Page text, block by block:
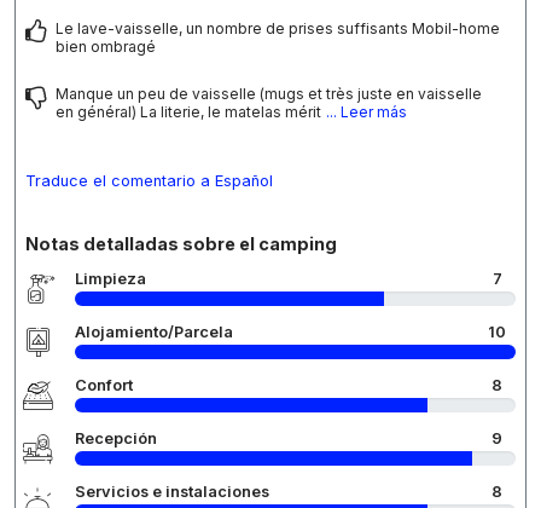
Le lave-vaisselle, un nombre de prises suffisants Mobil-home
bien ombragé
Manque un peu de vaisselle (mugs et très juste en vaisselle
en général) La literie, le matelas mérit ... Leer más
Traduce el comentario a Español
Notas detalladas sobre el camping
Limpieza 7
Alojamiento/Parcela 10
Confort 8
Recepción 9
Servicios e instalaciones 8